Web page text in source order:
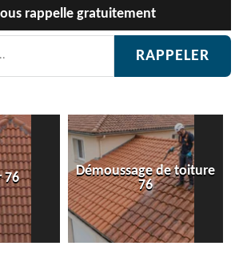
rappelle gratuitement
76
Démoussage de toiture
76